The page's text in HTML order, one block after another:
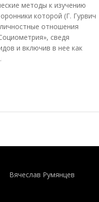
методы к изучению
которой (Г. Гурвич
отношения
сведя
и включив в нее как
Вячеслав Румянцев